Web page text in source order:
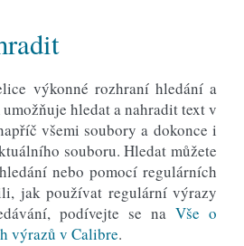
výkonné rozhraní hledání a
hledat a nahradit text v
všemi soubory a dokonce i
souboru. Hledat můžete
nebo pomocí regulárních
jak používat regulární výrazy
podívejte se na Vše o
výrazů v Calibre.